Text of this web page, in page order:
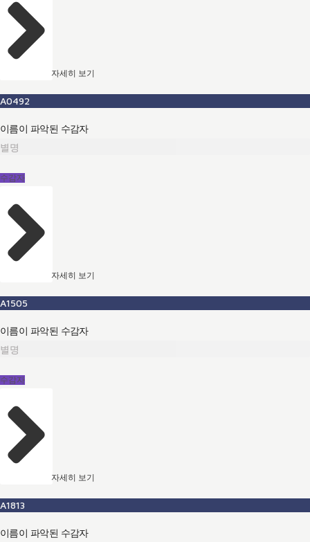
자세히 보기
A0492
이름이 파악된 수감자
별명
수감자
자세히 보기
A1505
이름이 파악된 수감자
별명
수감자
자세히 보기
A1813
이름이 파악된 수감자